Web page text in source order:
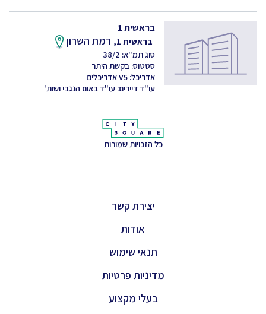
בראשית 1
בראשית 1, רמת השרון
סוג תמ"א: 38/2
סטטוס: בקשת היתר
אדריכל: V5 אדריכלים
עו"ד דיירים: עו"ד באום הנגבי ושות'
כל הזכויות שמורות
יצירת קשר
אודות
תנאי שימוש
מדיניות פרטיות
בעלי מקצוע